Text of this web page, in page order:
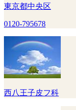
東京都中央区
0120-795678
西八王子皮フ科